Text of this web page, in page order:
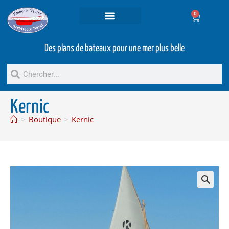
0
Des plans de bateaux pour une mer plus belle
Kernic
> Boutique > Kernic